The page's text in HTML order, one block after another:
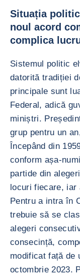
Situația
noul acord
complica
Sistemul politic
datorită tradiției
principale sunt
Federal, adică
miniștri.
grup pentru un
Începând din
conform așa-
partide din
locuri fiecare, iar
Pentru a intra în
trebuie să se
alegeri
consecință,
modificat față de
octombrie 2023.